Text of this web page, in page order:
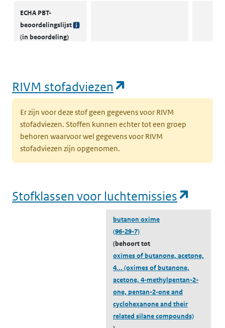
ECHA PBT-
beoordelingslijst
(in beoordeling)
Datum toevoeging 06-07-2026
RIVM stofadviezen
Er zijn voor deze stof geen gegevens voor RIVM
stofadviezen. Stoffen kunnen echter tot een groep
behoren waarvoor wel gegevens voor RIVM
stofadviezen zijn opgenomen.
Stofklassen voor luchtemissies
butanon oxime
(96-29-7)
(behoort tot
oximes of butanone, acetone,
4... (oximes of butanone,
acetone, 4-methylpentan-2-
one, pentan-2-one and
cyclohexanone and their
related silane compounds)